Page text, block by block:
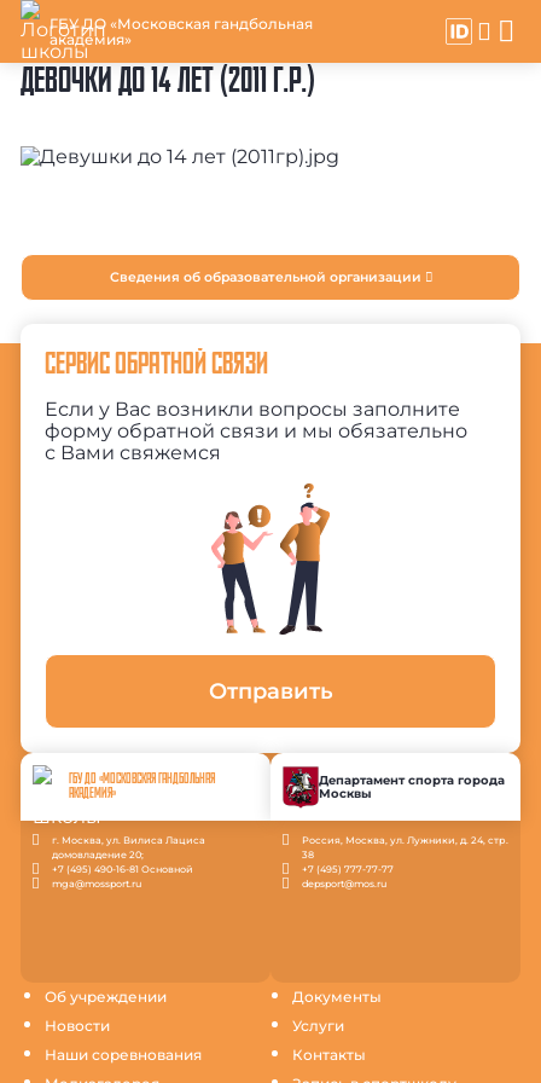
ГБУ ДО «Московская гандбольная
академия»
ДЕВОЧКИ ДО 14 ЛЕТ (2011 Г.Р.)
Сведения об образовательной организации
Об учреждении
Новости
Наши соревнования
Документы
Услуги
Контакты
СЕРВИС ОБРАТНОЙ СВЯЗИ
Если у Вас возникли вопросы заполните
форму обратной связи и мы обязательно
с Вами свяжемся
Отправить
ГБУ ДО «МОСКОВСКАЯ ГАНДБОЛЬНАЯ
АКАДЕМИЯ»
г. Москва, ул. Вилиса Лациса
домовладение 20;
+7 (495) 490-16-81 Основной
mga@mossport.ru
Департамент спорта города
Москвы
Россия, Москва, ул. Лужники, д. 24, стр.
38
+7 (495) 777-77-77
depsport@mos.ru